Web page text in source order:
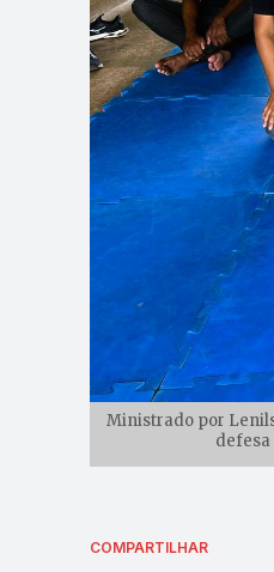
Ministrado por
defesa
COMPARTILHAR